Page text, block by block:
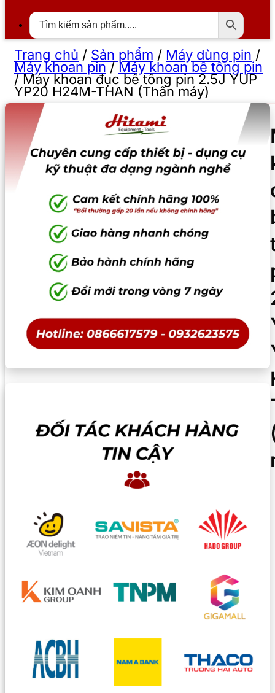
Trang chủ / Sản phẩm / Máy dùng pin /
Máy khoan pin/Máy khoan bê tông pin
/Máy khoan đục bê tông pin 2.5J YUP
YP20 H24M-THAN (Thân máy)